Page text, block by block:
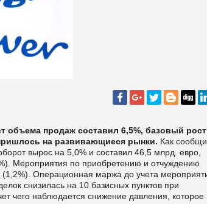
объема продаж составил 6,5%, базовый
на развивающиеся рынки. Как
вырос на 5,0% и составил 46,5 млрд. евро,
Мероприятия по приобретению и отчуждению
Операционная маржа до учета
снизилась на 10 базисных пунктов при
чего наблюдается снижение давления, которое